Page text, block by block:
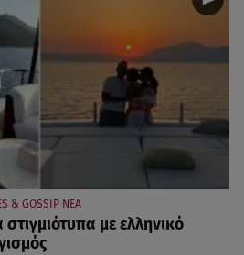
& GOSSIP ΝΕΑ
με ελληνικό